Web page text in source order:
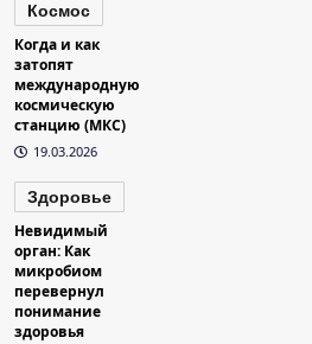
Космос
Когда и как
затопят
международную
космическую
станцию (МКС)
19.03.2026
Здоровье
Невидимый
орган: Как
микробиом
перевернул
понимание
здоровья